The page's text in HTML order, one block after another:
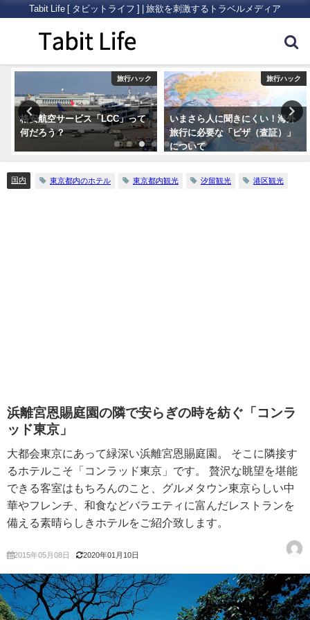
Tabit Life [ タビットライフ ] | 旅欲を刺激するトラベルメディア
旅行ハック
格安航空サービス「LCC」って
何だろう？
旅行ハック
いまさら人に聞きにくい！海外
旅行に必要な「ビザ（査証）」
について
国内 東京都内のホテル 東京都内観光 汐留観光 港区観光
浜離宮恩賜庭園の隣で安らぎの時を紡ぐ「コンラ
ッド東京」
大都会東京にあって緑深い浜離宮恩賜庭園。 そこに隣接す
るホテルこそ「コンラッド東京」です。 贅沢な眺望を堪能
できる客室はもちろんのこと、グルメタウン東京らしい中
華やフレンチ、和食などバラエティに富んだレストランを
備える素晴らしきホテルをご紹介致します。
2015年05月08日 2020年01月10日